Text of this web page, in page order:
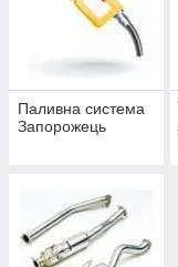
Паливна система
Запорожець